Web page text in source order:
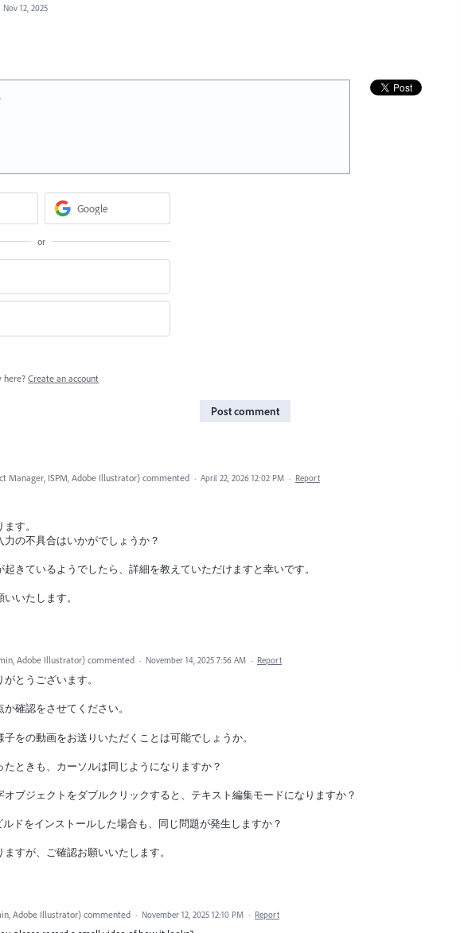
Nov 12, 2025
Google
or
here? Create an account
Post comment
Manager, ISPM, Adobe Illustrator) commented · April 22, 2026 12:02 PM · Report
す。
力の不具合はいかがでしょうか？
起きているようでしたら、詳細を教えていただけますと幸いです。
いたします。
Adobe Illustrator) commented · November 14, 2025 7:56 AM · Report
とうございます。
確認をさせてください。
子をの動画をお送りいただくことは可能でしょうか。
たときも、カーソルは同じようになりますか？
オブジェクトをダブルクリックすると、テキスト編集モードになりますか？
ルドをインストールした場合も、同じ問題が発生しますか？
すが、ご確認お願いいたします。
Adobe Illustrator) commented · November 12, 2025 12:10 PM · Report